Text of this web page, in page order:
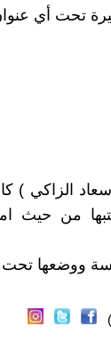
تحت أي
الزاكي )
من حيث
ووضعها